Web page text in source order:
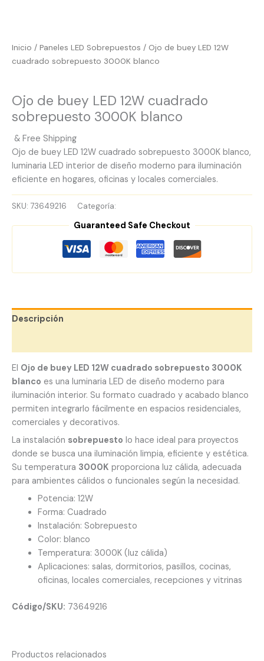
Inicio / Paneles LED Sobrepuestos / Ojo de buey LED 12W
cuadrado sobrepuesto 3000K blanco
Ojo de buey LED 12W cuadrado
sobrepuesto 3000K blanco
& Free Shipping
Ojo de buey LED 12W cuadrado sobrepuesto 3000K blanco,
luminaria LED interior de diseño moderno para iluminación
eficiente en hogares, oficinas y locales comerciales.
SKU: 73649216 Categoría:
Guaranteed Safe Checkout
Descripción
El Ojo de buey LED 12W cuadrado sobrepuesto 3000K
blanco es una luminaria LED de diseño moderno para
iluminación interior. Su formato cuadrado y acabado blanco
permiten integrarlo fácilmente en espacios residenciales,
comerciales y decorativos.
La instalación sobrepuesto lo hace ideal para proyectos
donde se busca una iluminación limpia, eficiente y estética.
Su temperatura 3000K proporciona luz cálida, adecuada
para ambientes cálidos o funcionales según la necesidad.
Potencia: 12W
Forma: Cuadrado
Instalación: Sobrepuesto
Color: blanco
Temperatura: 3000K (luz cálida)
Aplicaciones: salas, dormitorios, pasillos, cocinas,
oficinas, locales comerciales, recepciones y vitrinas
Código/SKU: 73649216
Productos relacionados